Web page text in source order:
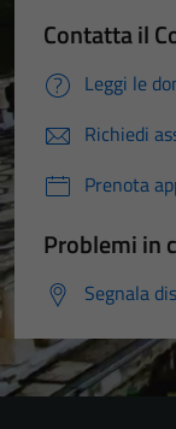
Contatta il
Leggi le
Richiedi
Prenota
Problemi in
Segnala